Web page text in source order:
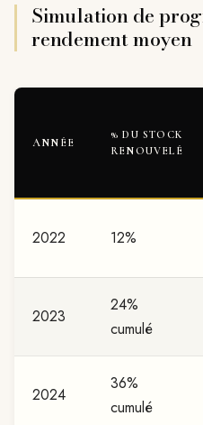
Simulation de
rendement moyen
ANNÉE
% DU STOCK
RENOUVELÉ
2022 12%
2023
24%
cumulé
2024
36%
cumulé